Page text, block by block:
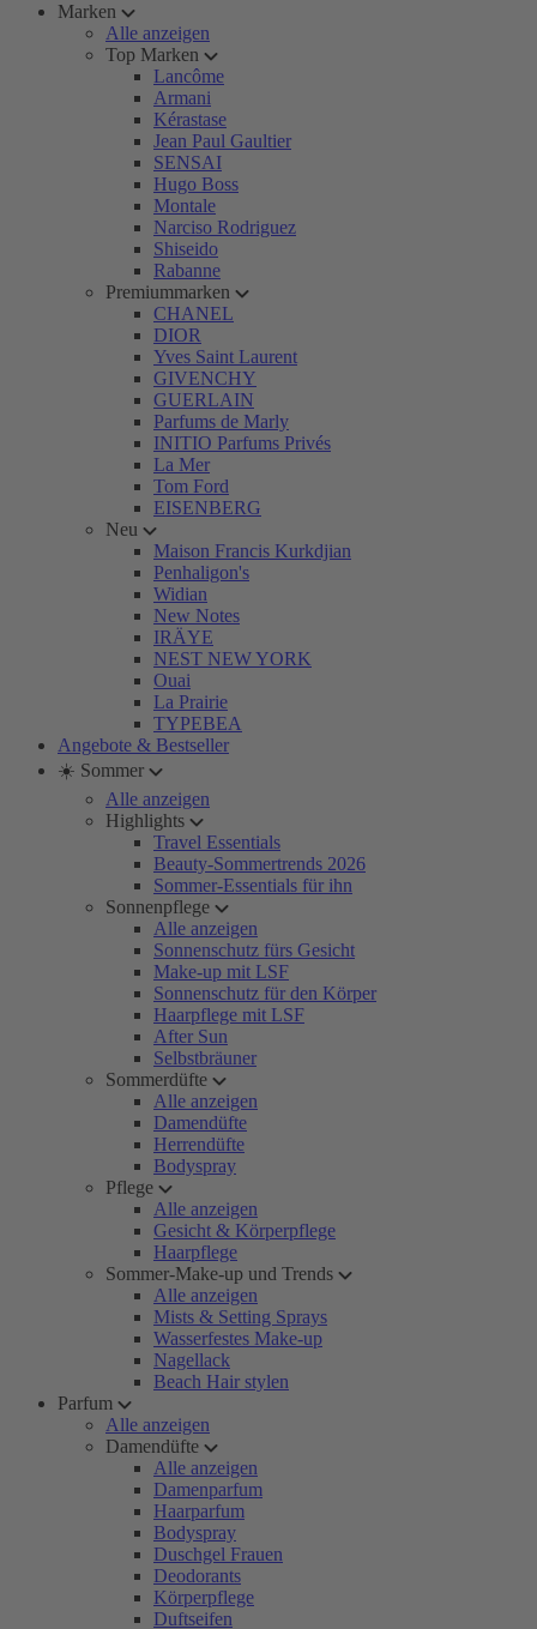
Marken
Alle anzeigen
Top Marken
Lancôme
Armani
Kérastase
Jean Paul Gaultier
SENSAI
Hugo Boss
Montale
Narciso Rodriguez
Shiseido
Rabanne
Premiummarken
CHANEL
DIOR
Yves Saint Laurent
GIVENCHY
GUERLAIN
Parfums de Marly
INITIO Parfums Privés
La Mer
Tom Ford
EISENBERG
Neu
Maison Francis Kurkdjian
Penhaligon's
Widian
New Notes
IRÄYE
NEST NEW YORK
Ouai
La Prairie
TYPEBEA
Angebote & Bestseller
☀️ Sommer
Alle anzeigen
Highlights
Travel Essentials
Beauty-Sommertrends 2026
Sommer-Essentials für ihn
Sonnenpflege
Alle anzeigen
Sonnenschutz fürs Gesicht
Make-up mit LSF
Sonnenschutz für den Körper
Haarpflege mit LSF
After Sun
Selbstbräuner
Sommerdüfte
Alle anzeigen
Damendüfte
Herrendüfte
Bodyspray
Pflege
Alle anzeigen
Gesicht & Körperpflege
Haarpflege
Sommer-Make-up und Trends
Alle anzeigen
Mists & Setting Sprays
Wasserfestes Make-up
Nagellack
Beach Hair stylen
Parfum
Alle anzeigen
Damendüfte
Alle anzeigen
Damenparfum
Haarparfum
Bodyspray
Duschgel Frauen
Deodorants
Körperpflege
Duftseifen